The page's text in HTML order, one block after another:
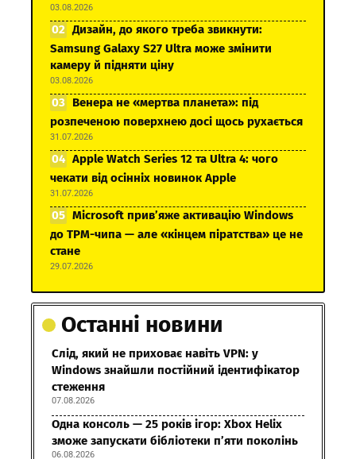
03.08.2026
Дизайн, до якого треба звикнути:
Samsung Galaxy S27 Ultra може змінити
камеру й підняти ціну
03.08.2026
Венера не «мертва планета»: під
розпеченою поверхнею досі щось рухається
31.07.2026
Apple Watch Series 12 та Ultra 4: чого
чекати від осінніх новинок Apple
31.07.2026
Microsoft прив’яже активацію Windows
до TPM-чипа — але «кінцем піратства» це не
стане
29.07.2026
Останні новини
Слід, який не приховає навіть VPN: у
Windows знайшли постійний ідентифікатор
стеження
07.08.2026
Одна консоль — 25 років ігор: Xbox Helix
зможе запускати бібліотеки п’яти поколінь
06.08.2026